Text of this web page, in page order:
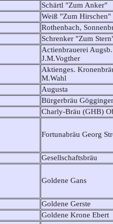
Schärtl "Zum Anker"
Weiß "Zum Hirschen"
Rothenbach,
Schrenker "Zum
Actienbrauerei
J.M.Vogther
Aktienges.
M.Wahl
Augusta
Bürgerbräu
Charly-Bräu (GHB)
Fortunabräu Georg
Gesellschaftsbräu
Goldene Gans
Goldene Gerste
Goldene Krone Ebert